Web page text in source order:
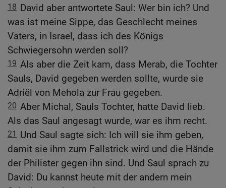
18 David aber antwortete Saul: Wer bin ich? Und
was ist meine Sippe, das Geschlecht meines
Vaters, in Israel, dass ich des Königs
Schwiegersohn werden soll?
19 Als aber die Zeit kam, dass Merab, die Tochter
Sauls, David gegeben werden sollte, wurde sie
Adriël von Mehola zur Frau gegeben.
20 Aber Michal, Sauls Tochter, hatte David lieb.
Als das Saul angesagt wurde, war es ihm recht.
21 Und Saul sagte sich: Ich will sie ihm geben,
damit sie ihm zum Fallstrick wird und die Hände
der Philister gegen ihn sind. Und Saul sprach zu
David: Du kannst heute mit der andern mein